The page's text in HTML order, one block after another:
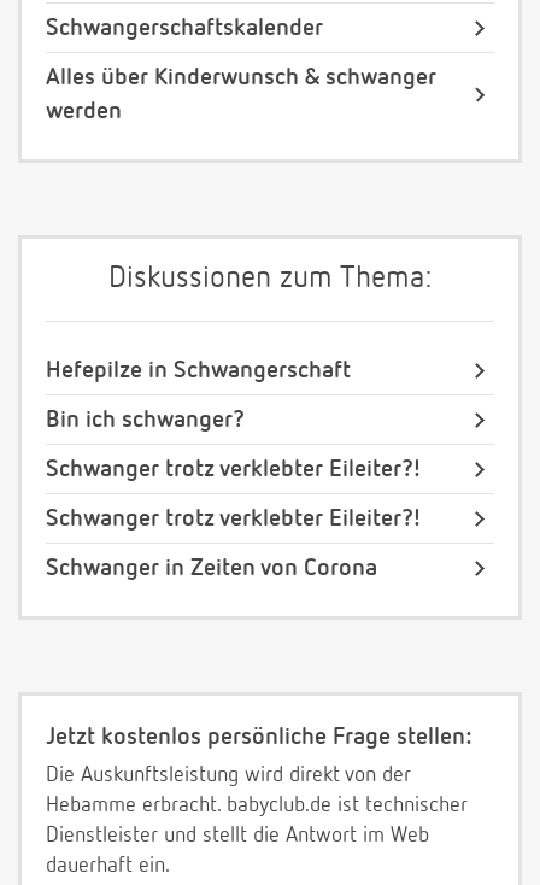
Schwangerschaftskalender
Alles über Kinderwunsch & schwanger
werden
Diskussionen zum Thema:
Hefepilze in Schwangerschaft
Bin ich schwanger?
Schwanger trotz verklebter Eileiter?!
Schwanger trotz verklebter Eileiter?!
Schwanger in Zeiten von Corona
Jetzt kostenlos persönliche Frage stellen:
Die Auskunftsleistung wird direkt von der
Hebamme erbracht. babyclub.de ist technischer
Dienstleister und stellt die Antwort im Web
dauerhaft ein.